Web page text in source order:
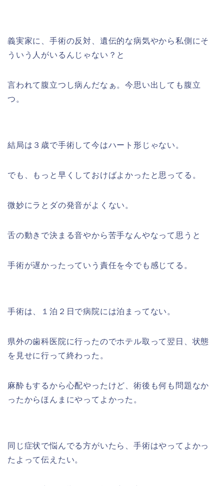
義実家に、手術の反対、遺伝的な病気やから私側にそ
ういう人がいるんじゃない？と
言われて腹立つし病んだなぁ。今思い出しても腹立
つ。
結局は３歳で手術して今はハート形じゃない。
でも、もっと早くしておけばよかったと思ってる。
微妙にラとダの発音がよくない。
舌の動きで決まる音やから苦手なんやなって思うと
手術が遅かったっていう責任を今でも感じてる。
手術は、１泊２日で病院には泊まってない。
県外の歯科医院に行ったのでホテル取って翌日、状態
を見せに行って終わった。
麻酔もするから心配やったけど、術後も何も問題なか
ったからほんまにやってよかった。
同じ症状で悩んでる方がいたら、手術はやってよかっ
たよって伝えたい。